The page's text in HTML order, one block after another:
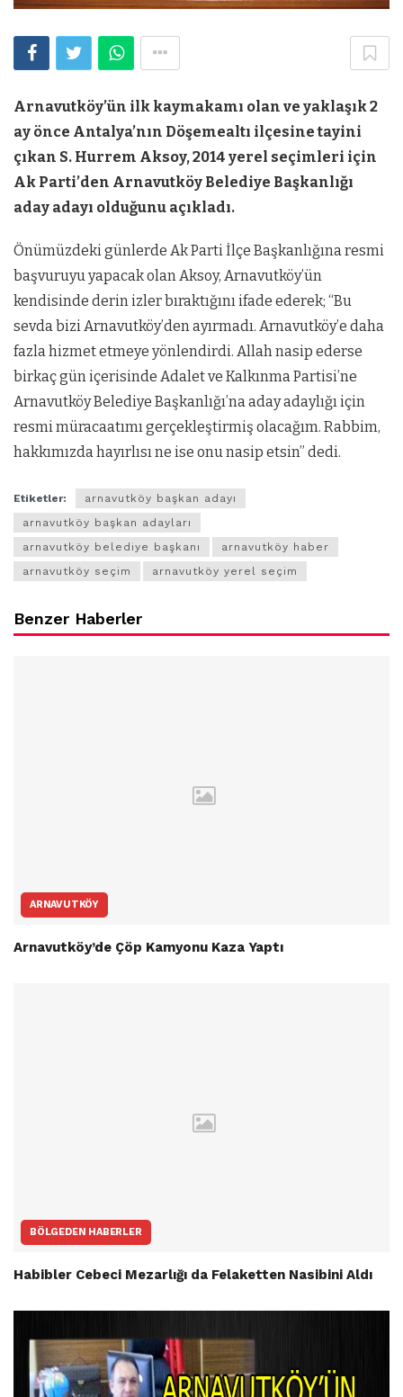
Arnavutköy’ün ilk kaymakamı olan ve yaklaşık 2
ay önce Antalya’nın Döşemealtı ilçesine tayini
çıkan S. Hurrem Aksoy, 2014 yerel seçimleri için
Ak Parti’den Arnavutköy Belediye Başkanlığı
aday adayı olduğunu açıkladı.
Önümüzdeki günlerde Ak Parti İlçe Başkanlığına resmi
başvuruyu yapacak olan Aksoy, Arnavutköy’ün
kendisinde derin izler bıraktığını ifade ederek; “Bu
sevda bizi Arnavutköy’den ayırmadı. Arnavutköy’e daha
fazla hizmet etmeye yönlendirdi. Allah nasip ederse
birkaç gün içerisinde Adalet ve Kalkınma Partisi’ne
Arnavutköy Belediye Başkanlığı’na aday adaylığı için
resmi müracaatımı gerçekleştirmiş olacağım. Rabbim,
hakkımızda hayırlısı ne ise onu nasip etsin” dedi.
Etiketler:
arnavutköy başkan adayı
arnavutköy başkan adayları
arnavutköy belediye başkanı
arnavutköy haber
arnavutköy seçim
arnavutköy yerel seçim
Benzer Haberler
ARNAVUTKÖY
Arnavutköy’de Çöp Kamyonu Kaza Yaptı
BÖLGEDEN HABERLER
Habibler Cebeci Mezarlığı da Felaketten Nasibini Aldı